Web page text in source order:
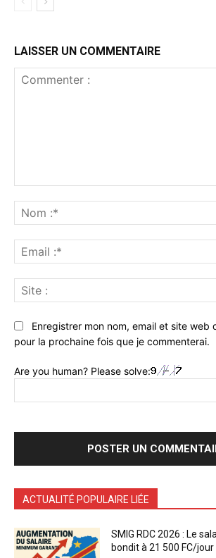
LAISSER UN COMMENTAIRE
Enregistrer mon nom, email et site web
pour la prochaine fois que je commenterai.
Are you human? Please solve:
ACTUALITÉ POPULAIRE LIÉE
SMIG RDC 2026 : Le
bondit à 21 500 FC/